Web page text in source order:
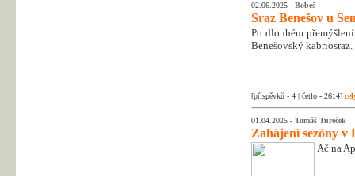
02.06.2025 - Bobeš
Sraz Benešov u
Po dlouhém
Benešovský kabriosraz.
[příspěvků - 4 | četlo - 2614]
01.04.2025 - Tomáš Tureček
Zahájení sezóny v
Ač na